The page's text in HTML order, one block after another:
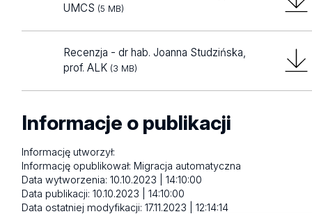
UMCS (5 MB)
Recenzja - dr hab. Joanna Studzińska,
prof. ALK (3 MB)
Informacje o publikacji
Informację utworzył:
Informację opublikował:Migracja automatyczna
Data wytworzenia:10.10.2023 | 14:10:00
Data publikacji:10.10.2023 | 14:10:00
Data ostatniej modyfikacji:17.11.2023 | 12:14:14